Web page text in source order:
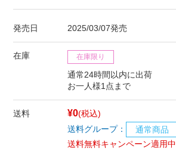
発売日 2025/03/07発売
在庫 在庫限り
通常24時間以内に出荷
お一人様1点まで
送料 ¥0(税込)
送料グループ：
通常商品
送料無料キャンペーン適用中